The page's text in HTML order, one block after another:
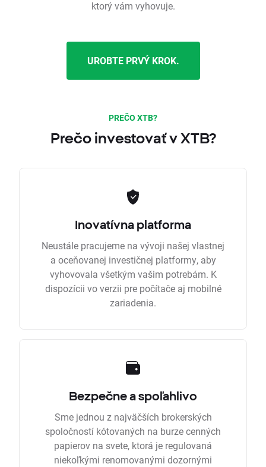
ktorý vám vyhovuje.
UROBTE PRVÝ KROK.
PREČO XTB?
Prečo investovať v XTB?
Inovatívna platforma
Neustále pracujeme na vývoji našej vlastnej
a oceňovanej investičnej platformy, aby
vyhovovala všetkým vašim potrebám. K
dispozícii vo verzii pre počítače aj mobilné
zariadenia.
Bezpečne a spoľahlivo
Sme jednou z najväčších brokerských
spoločností kótovaných na burze cenných
papierov na svete, ktorá je regulovaná
niekoľkými renomovanými dozornými